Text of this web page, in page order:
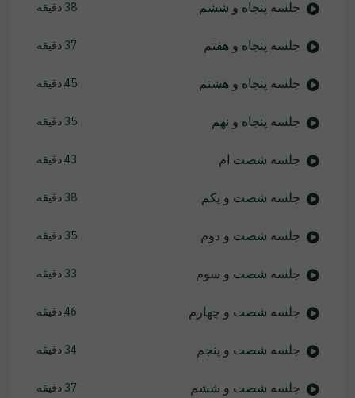
جلسه پنجاه و ششم 38 دقیقه
جلسه پنجاه و هفتم 37 دقیقه
جلسه پنجاه و هشتم 45 دقیقه
جلسه پنجاه و نهم 35 دقیقه
جلسه شصت ام 43 دقیقه
جلسه شصت و یکم 38 دقیقه
جلسه شصت و دوم 35 دقیقه
جلسه شصت و سوم 33 دقیقه
جلسه شصت و چهارم 46 دقیقه
جلسه شصت و پنجم 34 دقیقه
جلسه شصت و ششم 37 دقیقه